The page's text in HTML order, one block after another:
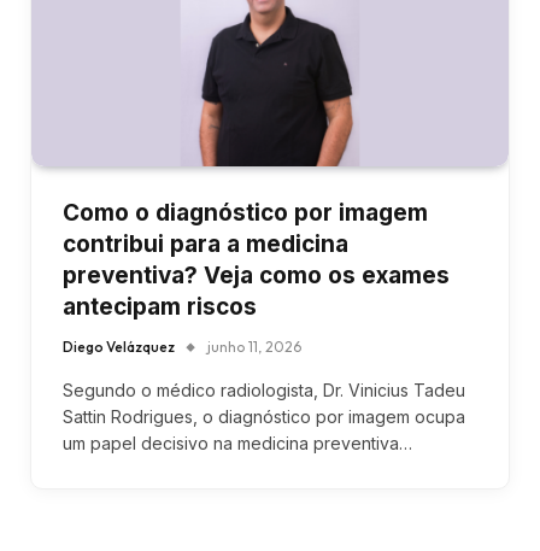
Como o diagnóstico por imagem
contribui para a medicina
preventiva? Veja como os exames
antecipam riscos
Diego Velázquez junho 11, 2026
Segundo o médico radiologista, Dr. Vinicius Tadeu
Sattin Rodrigues, o diagnóstico por imagem ocupa
um papel decisivo na medicina preventiva…